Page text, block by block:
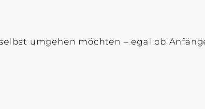
umgehen möchten – egal ob